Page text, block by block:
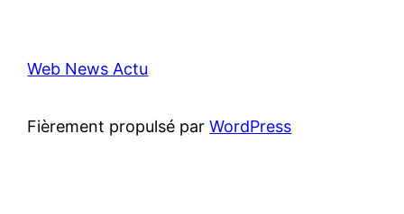
Web News Actu
Fièrement propulsé parWordPress